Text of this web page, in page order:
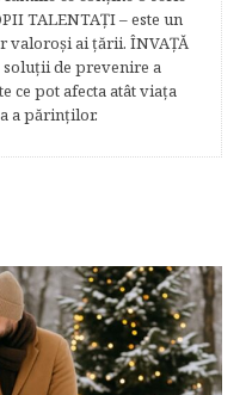
TALENTAŢI – este un
valoroși ai țării. ÎNVAŢĂ
soluţii de prevenire a
ce pot afecta atât viaţa
a părinţilor.